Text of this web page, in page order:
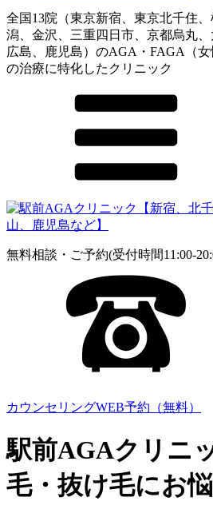
全国13院（東京新宿、東京北千住
潟、金沢、三重四日市、京都烏丸、
広島、鹿児島）のAGA・FAGA（
の治療に特化したクリニック
無料相談・ご予約(受付時間11:00-
カウンセリングWEB予約（無料）
駅前AGAクリニ
毛・抜け毛にお